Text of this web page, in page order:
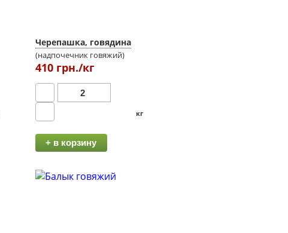
Черепашка, говядина
(надпочечник говяжий)
410 грн./кг
кг